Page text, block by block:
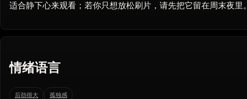
适合静下心来观看；若你只想放松刷片，请先把它留在周末夜里。
情绪语言
后劲很大 孤独感